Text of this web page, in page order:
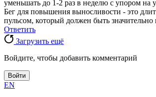
уменьшать до 1-2 раз в неделю с упором на
Бег для повышения выносливости - это
пульсом, который должен быть значительно
Ответить
Загрузить ещё
Войдите, чтобы добавить комментарий
Войти
EN